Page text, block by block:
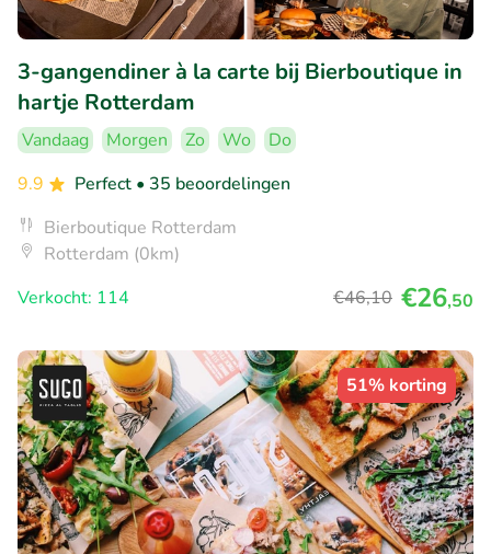
3-gangendiner à la carte bij Bierboutique in
hartje Rotterdam
Vandaag Morgen Zo Wo
Do
9.9
Perfect • 35 beoordelingen
Bierboutique Rotterdam
Rotterdam (0km)
Verkocht: 114
€46,10 €26,50
51% korting